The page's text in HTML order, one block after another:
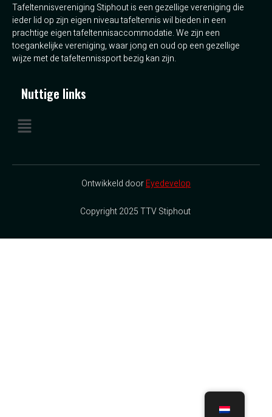
Tafeltennisvereniging Stiphout is een gezellige vereniging die
ieder lid op zijn eigen niveau tafeltennis wil bieden in een
prachtige eigen tafeltennisaccommodatie. We zijn een
toegankelijke vereniging, waar jong en oud op een gezellige
wijze met de tafeltennissport bezig kan zijn.
Nuttige links
Ontwikkeld doorEyedevelop
Copyright 2025 TTV Stiphout